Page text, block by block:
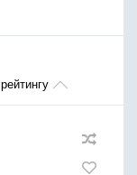
рейтингу